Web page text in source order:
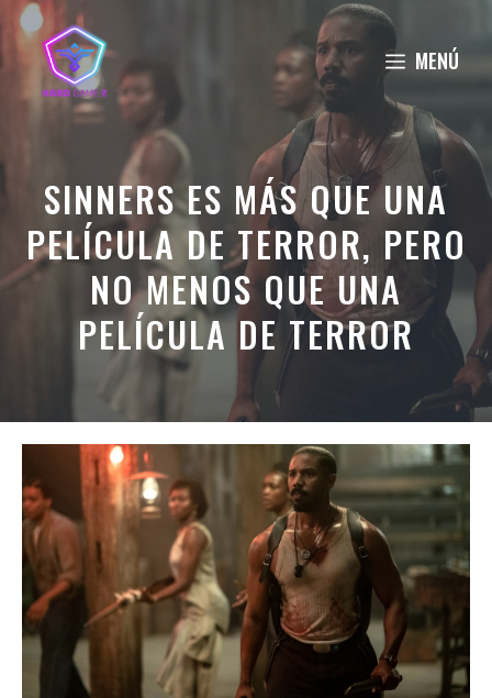
Saltar
contenido
MENÚ
SINNERS ES MÁS QUE UNA
PELÍCULA DE TERROR, PERO
NO MENOS QUE UNA
PELÍCULA DE TERROR